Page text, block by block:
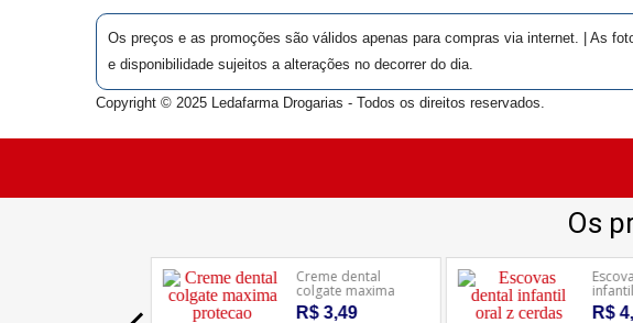
Os preços e as promoções são válidos apenas para compras via internet. | As
e disponibilidade sujeitos a alterações no decorrer do dia.
Copyright © 2025 Ledafarma Drogarias - Todos os direitos reservados.